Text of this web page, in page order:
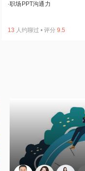
·职场PPT沟通力
13 人约聊过 • 评分 9.5